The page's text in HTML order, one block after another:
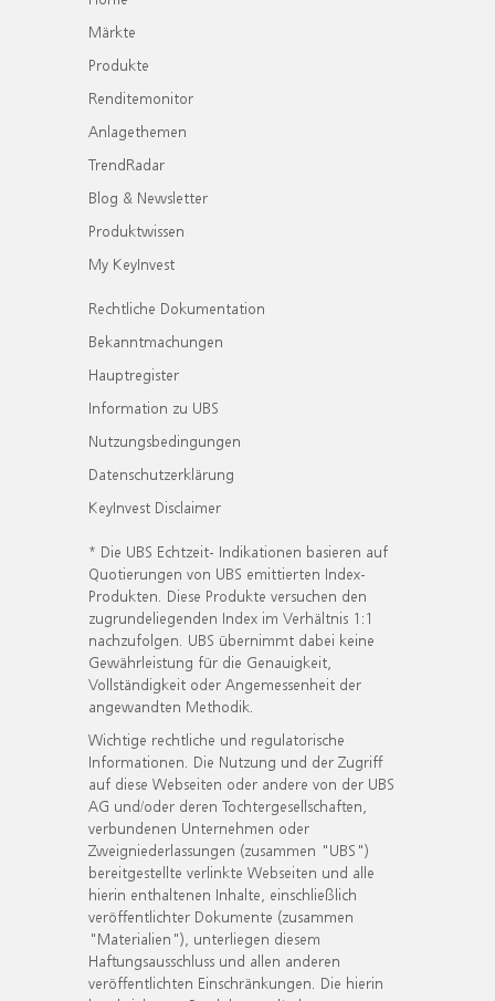
Märkte
Produkte
Renditemonitor
Anlagethemen
TrendRadar
Blog & Newsletter
Produktwissen
My KeyInvest
Rechtliche Dokumentation
Bekanntmachungen
Hauptregister
Information zu UBS
Nutzungsbedingungen
Datenschutzerklärung
KeyInvest Disclaimer
* Die UBS Echtzeit- Indikationen basieren auf
Quotierungen von UBS emittierten Index-
Produkten. Diese Produkte versuchen den
zugrundeliegenden Index im Verhältnis 1:1
nachzufolgen. UBS übernimmt dabei keine
Gewährleistung für die Genauigkeit,
Vollständigkeit oder Angemessenheit der
angewandten Methodik.
Wichtige rechtliche und regulatorische
Informationen. Die Nutzung und der Zugriff
auf diese Webseiten oder andere von der UBS
AG und/oder deren Tochtergesellschaften,
verbundenen Unternehmen oder
Zweigniederlassungen (zusammen "UBS")
bereitgestellte verlinkte Webseiten und alle
hierin enthaltenen Inhalte, einschließlich
veröffentlichter Dokumente (zusammen
"Materialien"), unterliegen diesem
Haftungsausschluss und allen anderen
veröffentlichten Einschränkungen. Die hierin